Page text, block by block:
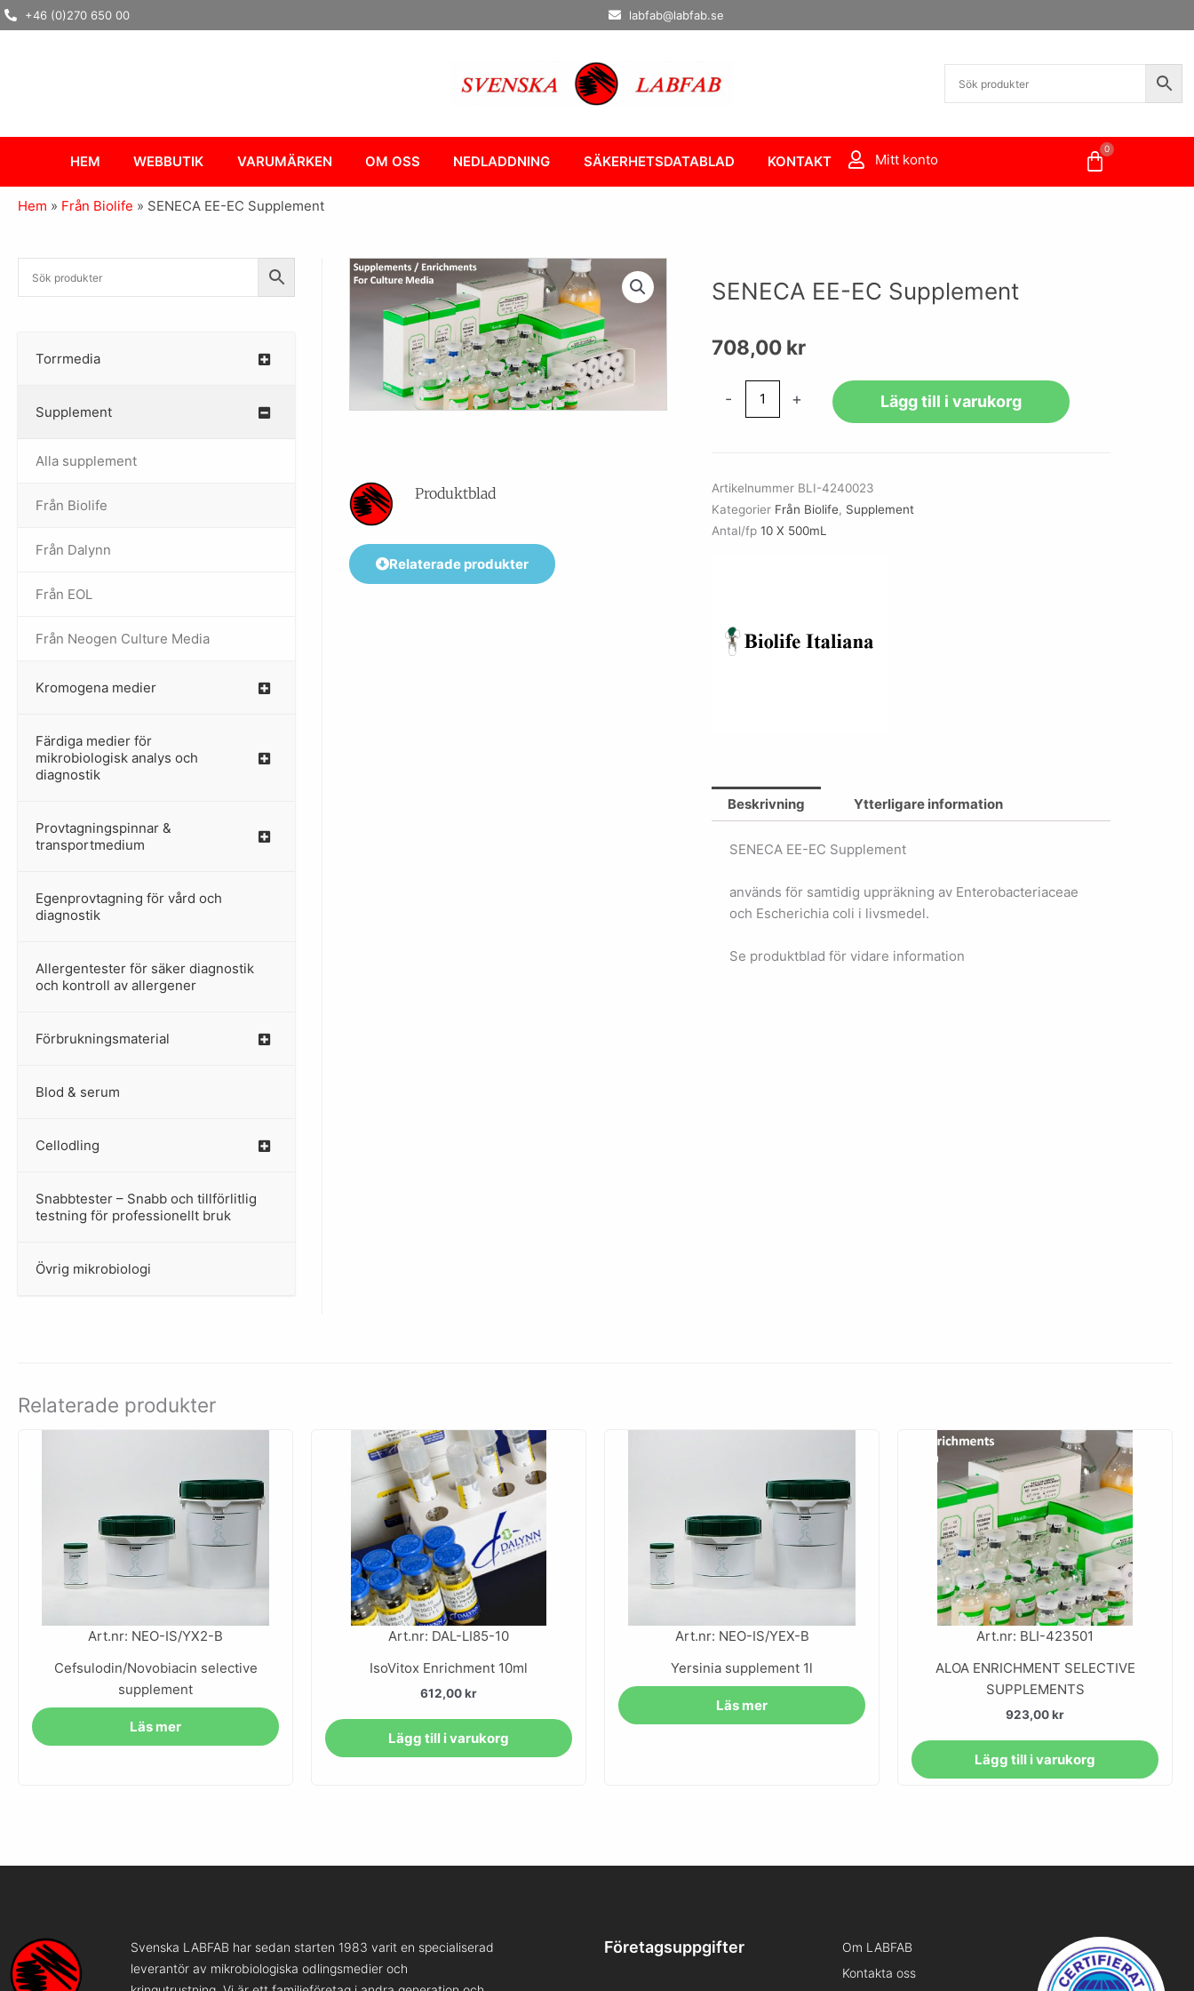
Hoppa
till
+46 (0)270 650 00 labfab@labfab.se
HEM WEBBUTIK VARUMÄRKEN OM OSS NEDLADDNING SÄKERHETSDATABLAD KONTAKT Mitt konto
0
Varukorg
Hem » Från Biolife » SENECA EE-EC Supplement
Torrmedia
–
Supplement
–
Alla supplement
Från Biolife
–
Från Dalynn
–
Från EOL
–
Från Neogen Culture Media
–
Kromogena medier
–
Färdiga medier för
mikrobiologisk analys och
diagnostik
Provtagningspinnar &
transportmedium
–
Egenprovtagning för vård och
diagnostik
–
Allergentester för säker diagnostik
och kontroll av allergener
–
Förbrukningsmaterial
Blod & serum
Cellodling
–
Snabbtester – Snabb och tillförlitlig
testning för professionellt bruk
–
Övrig mikrobiologi
–
Produktblad
Relaterade produkter
SENECA EE-EC Supplement
708,00 kr
- + Lägg till i varukorg
Artikelnummer BLI-4240023
Kategorier Från Biolife, Supplement
Antal/fp 10 X 500mL
Beskrivning Ytterligare information
SENECA EE-EC Supplement
används för samtidig uppräkning av Enterobacteriaceae
och Escherichia coli i livsmedel.
Se produktblad för vidare information
Relaterade produkter
Art.nr: NEO-IS/YX2-B
Cefsulodin/Novobiacin selective
supplement
Läs mer
Art.nr: DAL-LI85-10
IsoVitox Enrichment 10ml
612,00kr
Lägg till i varukorg
Art.nr: NEO-IS/YEX-B
Yersinia supplement 1l
Läs mer
Art.nr: BLI-423501
ALOA ENRICHMENT SELECTIVE
SUPPLEMENTS
923,00kr
Lägg till i varukorg
Svenska LABFAB har sedan starten 1983 varit en specialiserad
leverantör av mikrobiologiska odlingsmedier och
Företagsuppgifter
Om LABFAB
Kontakta oss